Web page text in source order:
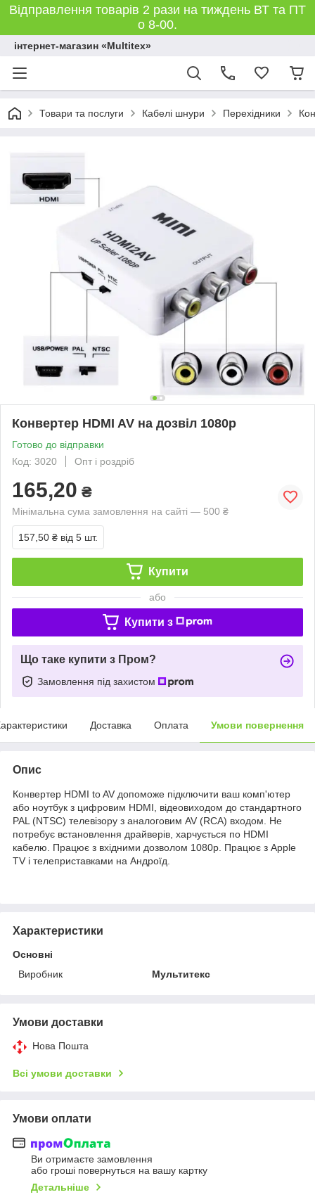
Відправлення товарів 2 рази на тиждень ВТ та ПТ
о 8-00.
інтернет-магазин «Multitex»
Товари та послуги Кабелі шнури Перехідники
Конвертер HDMI AV на дозвіл 1080p
Готово до відправки
Код: 3020
Опт і роздріб
165,20 ₴
Мінімальна сума замовлення на сайті — 500 ₴
157,50 ₴ від 5 шт.
Купити
або
Купити з
Що таке купити з Пром?
Замовлення під захистом
Доставка Оплата Умови повернення
Опис
Конвертер HDMI to AV допоможе підключити ваш комп'ютер
або ноутбук з цифровим HDMI, відеовиходом до стандартного
PAL (NTSC) телевізору з аналоговим AV (RCA) входом. Не
потребує встановлення драйверів, харчується по HDMI
кабелю. Працює з вхідними дозволом 1080р. Працює з Apple
TV і телеприставками на Андроїд.
Характеристики
Основні
Виробник
Мультитекс
Умови доставки
Нова Пошта
Всі умови доставки
Умови оплати
Ви отримаєте замовлення
або гроші повернуться на вашу картку
Детальніше